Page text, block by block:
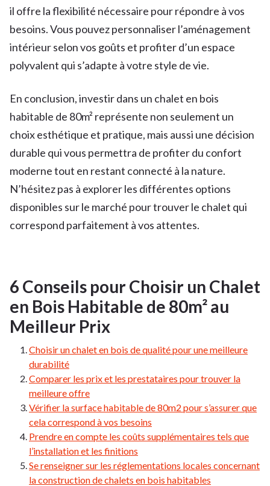
il offre la flexibilité nécessaire pour répondre à vos
besoins. Vous pouvez personnaliser l’aménagement
intérieur selon vos goûts et profiter d’un espace
polyvalent qui s’adapte à votre style de vie.
En conclusion, investir dans un chalet en bois
habitable de 80m² représente non seulement un
choix esthétique et pratique, mais aussi une décision
durable qui vous permettra de profiter du confort
moderne tout en restant connecté à la nature.
N’hésitez pas à explorer les différentes options
disponibles sur le marché pour trouver le chalet qui
correspond parfaitement à vos attentes.
6 Conseils pour Choisir un Chalet
en Bois Habitable de 80m² au
Meilleur Prix
Choisir un chalet en bois de qualité pour une meilleure
durabilité
Comparer les prix et les prestataires pour trouver la
meilleure offre
Vérifier la surface habitable de 80m2 pour s’assurer que
cela correspond à vos besoins
Prendre en compte les coûts supplémentaires tels que
l’installation et les finitions
Se renseigner sur les réglementations locales concernant
la construction de chalets en bois habitables